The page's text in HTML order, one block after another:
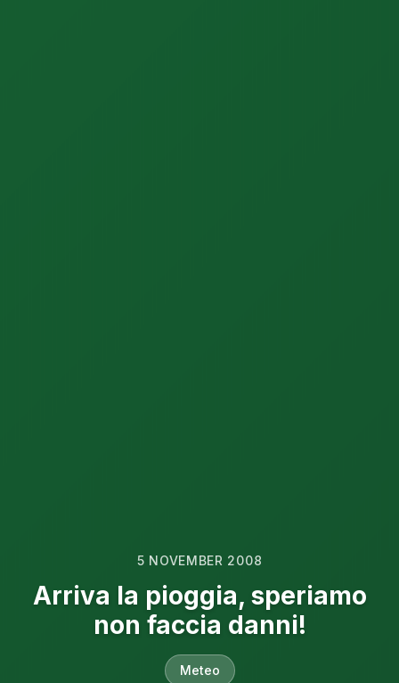
5 NOVEMBER 2008
Arriva la pioggia, speriamo
non faccia danni!
Meteo